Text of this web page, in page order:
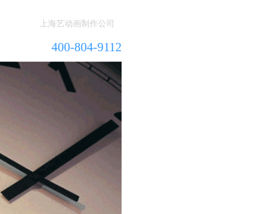
上海艺动画制作公司
400-804-9112